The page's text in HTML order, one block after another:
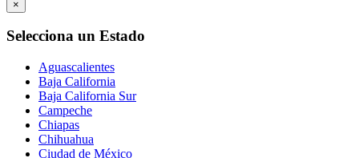
×
Selecciona un Estado
Aguascalientes
Baja California
Baja California Sur
Campeche
Chiapas
Chihuahua
Ciudad de México